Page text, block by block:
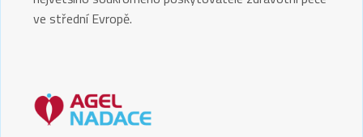
ve střední Evropě.